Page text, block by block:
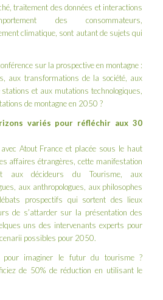
traitement des données et interactions
des consommateurs,
climatique, sont autant de sujets qui
sur la prospective en montagne :
aux transformations de la société, aux
et aux mutations technologiques,
de montagne en 2050 ?
variés pour réfléchir aux 30
Atout France et placée sous le haut
affaires étrangères, cette manifestation
aux décideurs du Tourisme, aux
aux anthropologues, aux philosophes
prospectifs qui sortent des lieux
de s’attarder sur la présentation des
uns des intervenants experts pour
possibles pour 2050.
pour imaginer le futur du tourisme ?
de 50% de réduction en utilisant le